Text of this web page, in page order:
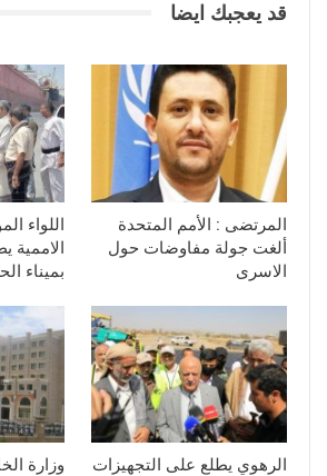
قد يعجبك ايضا
المرتضى : الأمم المتحدة
ألغت جولة مفاوضات حول
الاسرى
اللواء
الاممية
بميناء
الرهوي يطلع على التجهيزات
وزارة